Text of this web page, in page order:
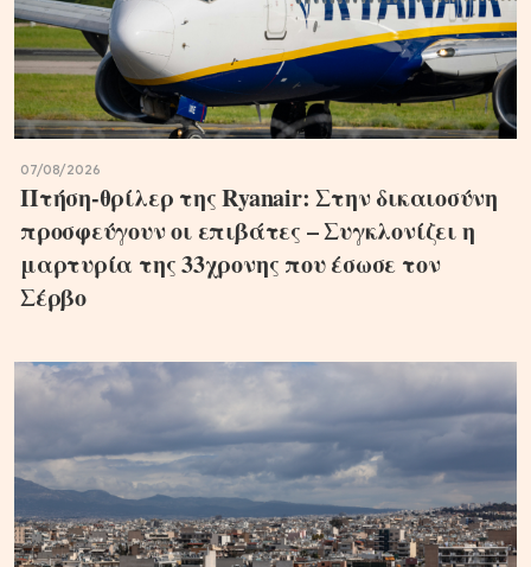
07/08/2026
Πτήση-θρίλερ της Ryanair: Στην δικαιοσύνη
προσφεύγουν οι επιβάτες – Συγκλονίζει η
μαρτυρία της 33χρονης που έσωσε τον
Σέρβο